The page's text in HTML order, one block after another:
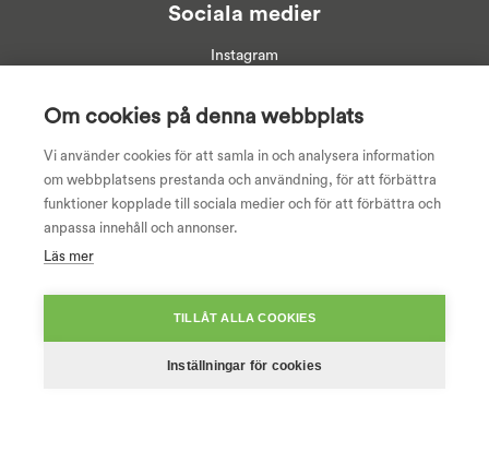
Sociala medier
Instagram
Youtube
Om cookies på denna webbplats
Vi använder cookies för att samla in och analysera information
om webbplatsens prestanda och användning, för att förbättra
funktioner kopplade till sociala medier och för att förbättra och
anpassa innehåll och annonser.
Läs mer
TILLÅT ALLA COOKIES
Inställningar för cookies